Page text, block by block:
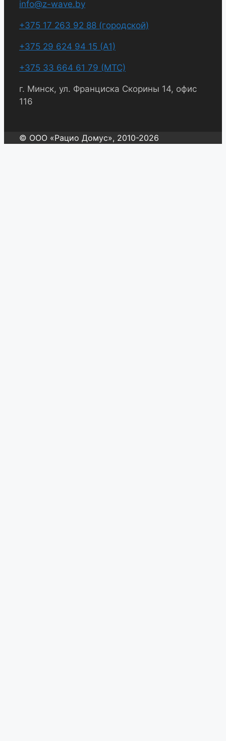
info@z-wave.by
+375 17 263 92 88 (городской)
+375 29 624 94 15 (А1)
+375 33 664 61 79 (МТС)
г. Минск, ул. Франциска Скорины 14, офис
116
© ООО «Рацио Домус», 2010-2026